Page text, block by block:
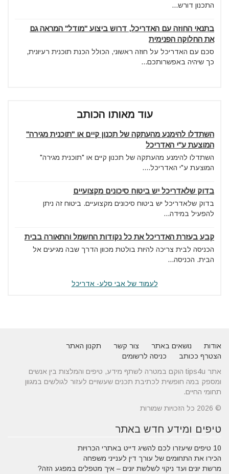
התכנון דורש...
בתנאי החוזה עם האדריכל, דרוש ביצוע "מודל" המראה גם
את החלוקה הפנימית
סכם עם האדריכל על חוזה ראשוני, הכולל הכנת תוכנית רעיונית,
כך שיהיה באפשרותכם...
עוד מאותו הכותב
השתדלו להימנע מהעתקה של תכנון קיים או "תוכנית מגירה"
המוצעת ע"י האדריכל
השתדלו להימנע מהעתקה של תכנון קיים או "תוכנית מגירה"
המוצעת ע"י האדריכל....
בדוק שלאדריכל יש ביטוח סיכונים מקצועיים
בדוק שלאדריכל יש ביטוח סיכונים מקצועיים. ביטוח זה ניתן
להפעיל במידה...
קבע בעזרת האדריכל את כל נקודות החשמל והתאורה בבית
הכניסה לבית צריכה להיות בולטת מכוון הדרך שבה מגיעים אל
הבית. הכניסה...
לעמוד של אבי סלע- אדריכל
אודות נושאים באתר צור קשר
תקנון האתר
הצטרף ככותב
כניסה לרשומים
אתר tips4u הוקם במטרה לשתף מידע, טיפים והמלצות בין אנשים
ומספק במה חופשית לכתיבת תכנים שעשויים לעזור לגולשים במגוון
תחומי החיים.
© 2026 כל הזכויות שמורות
טיפים ומידע חדש באתר
10 טיפים שיעזרו לכם להשיג דייט באתרי הכרויות
הכירו את התחומים של עורך דין לענייני משפחה
מרשת יונים ועד ניקוי לשלשת יונים – איך מטפלים במפגע הזה?